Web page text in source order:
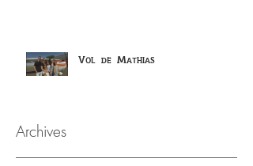
Vol de Mathias
Archives